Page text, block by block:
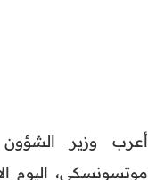
أعرب وزير الشؤون
موتسونسكي، اليوم